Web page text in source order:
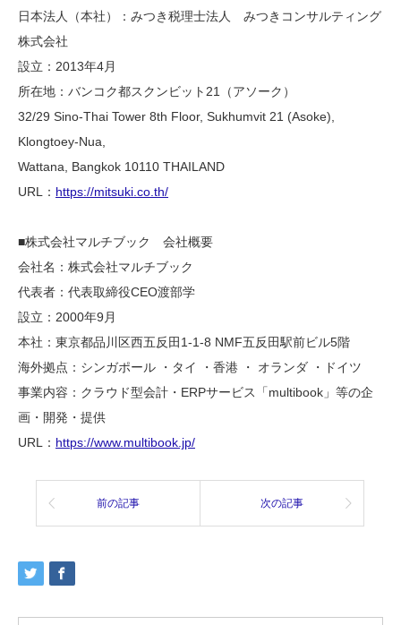
日本法人（本社）：みつき税理士法人 みつきコンサルティング
株式会社
設立：2013年4月
所在地：バンコク都スクンビット21（アソーク）
32/29 Sino-Thai Tower 8th Floor, Sukhumvit 21 (Asoke),
Klongtoey-Nua,
Wattana, Bangkok 10110 THAILAND
URL： https://mitsuki.co.th/
■株式会社マルチブック 会社概要
会社名：株式会社マルチブック
代表者：代表取締役CEO渡部学
設立：2000年9月
本社：東京都品川区西五反田1-1-8 NMF五反田駅前ビル5階
海外拠点：シンガポール ・タイ ・香港 ・ オランダ ・ドイツ
事業内容：クラウド型会計・ERPサービス「multibook」等の企
画・開発・提供
URL： https://www.multibook.jp/
前の記事 次の記事